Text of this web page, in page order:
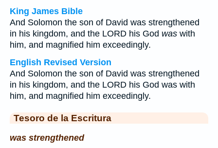
King James Bible
And Solomon the son of David was strengthened
in his kingdom, and the LORD his God was with
him, and magnified him exceedingly.
English Revised Version
And Solomon the son of David was strengthened
in his kingdom, and the LORD his God was with
him, and magnified him exceedingly.
Tesoro de la Escritura
was strengthened